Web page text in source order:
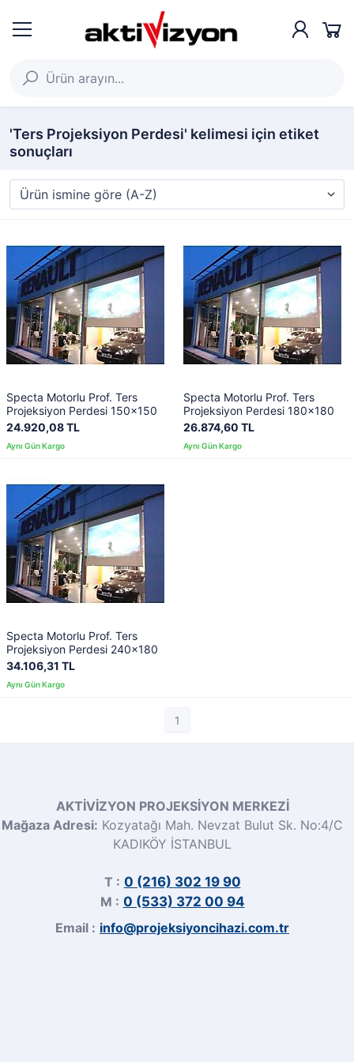
'Ters Projeksiyon Perdesi' kelimesi için etiket
sonuçları
Specta Motorlu Prof. Ters
Projeksiyon Perdesi 150x150
24.920,08 TL
Specta Motorlu Prof. Ters
Projeksiyon Perdesi 180x180
26.874,60 TL
Specta Motorlu Prof. Ters
Projeksiyon Perdesi 240x180
34.106,31 TL
1
AKTİVİZYON PROJEKSİYON MERKEZİ
Mağaza Adresi: Kozyatağı Mah. Nevzat Bulut Sk. No:4/C
KADIKÖY İSTANBUL
T : 0 (216) 302 19 90
M : 0 (533) 372 00 94
Email : info@projeksiyoncihazi.com.tr